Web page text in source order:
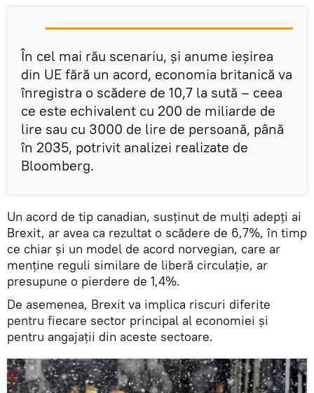
În cel mai rău scenariu, şi anume ieşirea
din UE fără un acord, economia britanică va
înregistra o scădere de 10,7 la sută – ceea
ce este echivalent cu 200 de miliarde de
lire sau cu 3000 de lire de persoană, până
în 2035, potrivit analizei realizate de
Bloomberg.
Un acord de tip canadian, susţinut de mulți adepţi ai
Brexit, ar avea ca rezultat o scădere de 6,7%, în timp
ce chiar și un model de acord norvegian, care ar
menţine reguli similare de liberă circulație, ar
presupune o pierdere de 1,4%.
De asemenea, Brexit va implica riscuri diferite
pentru fiecare sector principal al economiei și
pentru angajaţii din aceste sectoare.